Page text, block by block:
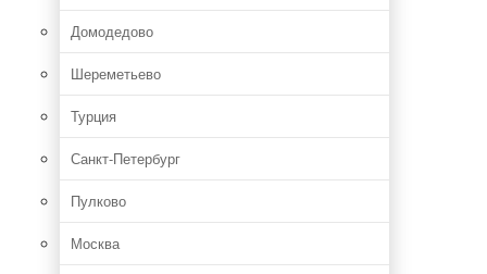
Домодедово
Шереметьево
Турция
Санкт-Петербург
Пулково
Москва